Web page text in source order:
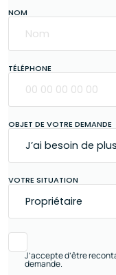
NOM
TÉLÉPHONE
OBJET DE VOTRE DEMANDE
VOTRE SITUATION
J’accepte d’être
demande.